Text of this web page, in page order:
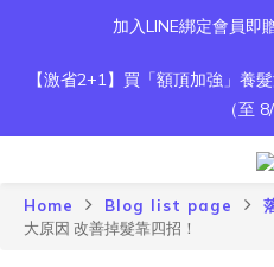
加入LINE綁定會員
【激省2+1】買「額頂加強」養
（至
Home Blog list page
大原因 改善掉髮靠四招！